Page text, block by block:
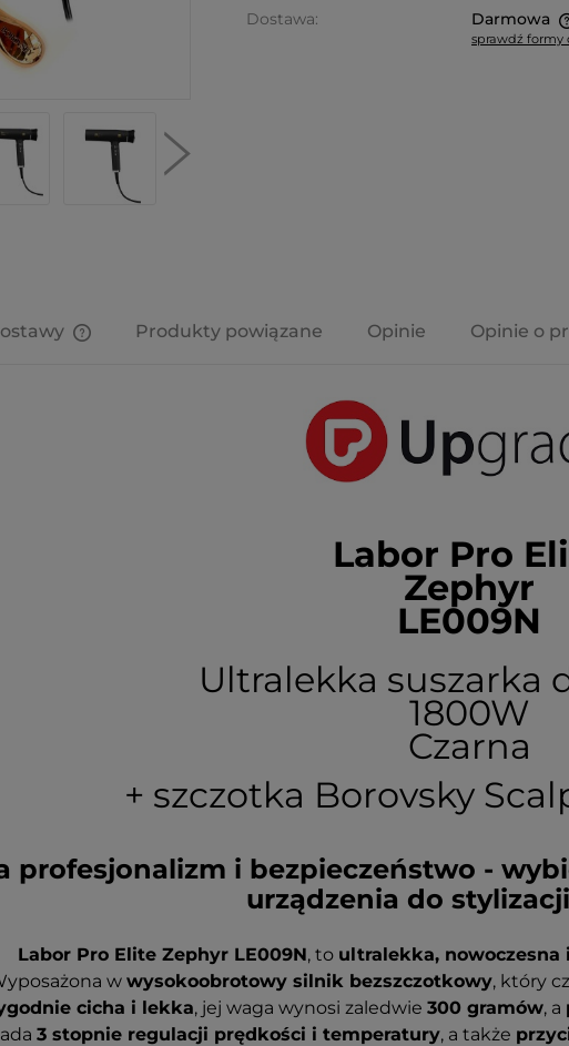
Dostawa:
Darmowa
sprawdź formy
Produkty powiązane Opinie Opinie o
Labor Pro
Zephyr
LE009N
Ultralekka suszarka
1800W
Czarna
+ szczotka Borovsky
profesjonalizm i bezpieczeństwo -
urządzenia do
Labor Pro Elite Zephyr LE009N, to ultralekka, nowoczesna
w wysokoobrotowy silnik bezszczotkowy, który
cicha i lekka, jej waga wynosi zaledwie 300 gramów, a
3 stopnie regulacji prędkości i temperatury, a także